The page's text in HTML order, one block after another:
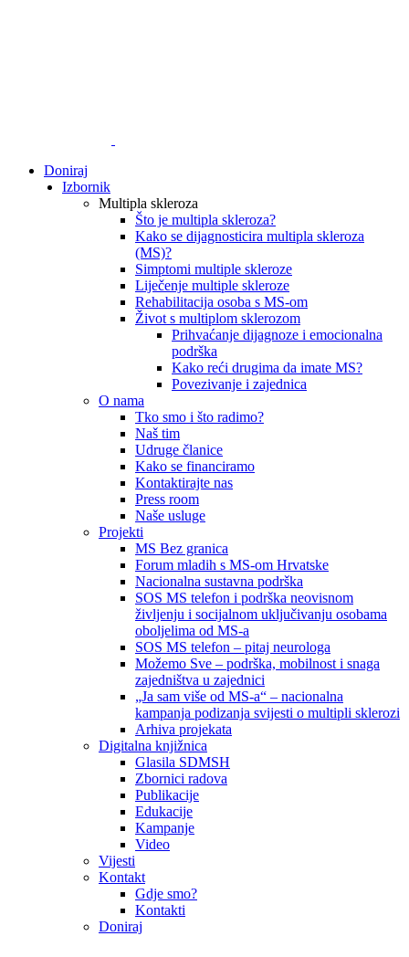
Doniraj
Izbornik
Multipla skleroza
Što je multipla skleroza?
Kako se dijagnosticira multipla skleroza
(MS)?
Simptomi multiple skleroze
Liječenje multiple skleroze
Rehabilitacija osoba s MS-om
Život s multiplom sklerozom
Prihvaćanje dijagnoze i emocionalna
podrška
Kako reći drugima da imate MS?
Povezivanje i zajednica
O nama
Tko smo i što radimo?
Naš tim
Udruge članice
Kako se financiramo
Kontaktirajte nas
Press room
Naše usluge
Projekti
MS Bez granica
Forum mladih s MS-om Hrvatske
Nacionalna sustavna podrška
SOS MS telefon i podrška neovisnom
življenju i socijalnom uključivanju osobama
oboljelima od MS-a
SOS MS telefon – pitaj neurologa
Možemo Sve – podrška, mobilnost i snaga
zajedništva u zajednici
„Ja sam više od MS-a“ – nacionalna
kampanja podizanja svijesti o multipli sklerozi
Arhiva projekata
Digitalna knjižnica
Glasila SDMSH
Zbornici radova
Publikacije
Edukacije
Kampanje
Video
Vijesti
Kontakt
Gdje smo?
Kontakti
Doniraj